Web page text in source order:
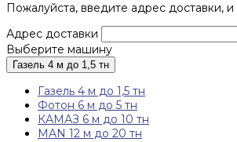
Пожалуйста, введите адрес доставки,
Адрес доставки
Выберите машину
Газель 4 м до 1,5 тн
Газель 4 м до 1,5 тн
Фотон 6 м до 5 тн
КАМАЗ 6 м до 10 тн
MAN 12 м до 20 тн